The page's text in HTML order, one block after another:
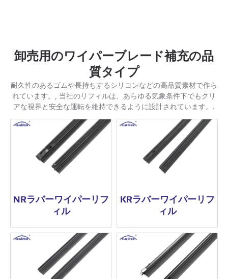
卸売用のワイパーブレード補充の品
質タイプ
耐久性のあるゴムや長持ちするシリコンなどの高品質素材で作ら
れています。, 当社のリフィルは、あらゆる気象条件下でもクリ
アな視界と安全な運転を維持できるように設計されています。.
NRラバーワイパーリフ
ィル
KRラバーワイパーリフ
ィル